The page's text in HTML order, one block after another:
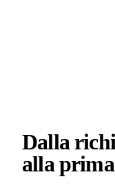
Dalla
alla